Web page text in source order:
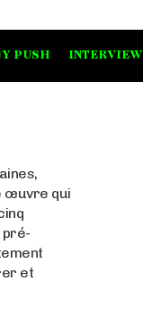
PUSH INTERVIEW
œuvre qui
et